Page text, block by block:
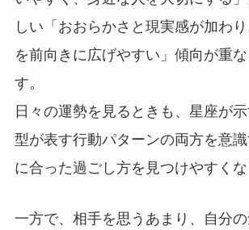
しい「おおらかさと現実感が加わ
を前向きに広げやすい」傾向が重
す。
日々の運勢を見るときも、星座が
型が表す行動パターンの両方を意
に合った過ごし方を見つけやすくな
一方で、相手を思うあまり、自分